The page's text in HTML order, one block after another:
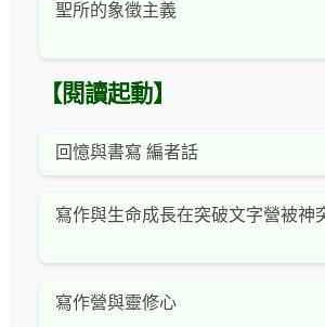
聖所的象徵主義
【閱讀起動】
回憶與書寫 編者話
寫作與生命成長在突破文字營被神
寫作營與靈修心